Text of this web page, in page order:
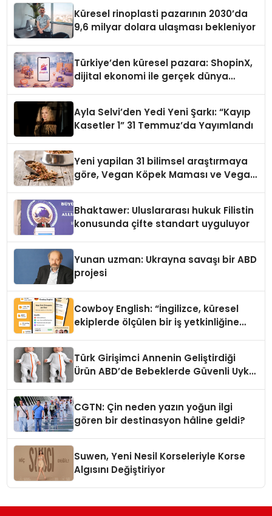
Küresel rinoplasti pazarının 2030’da
9,6 milyar dolara ulaşması bekleniyor
Türkiye’den küresel pazara: ShopinX,
dijital ekonomi ile gerçek dünya
Ayla Selvi’den Yedi Yeni Şarkı: “Kayıp
Kasetler 1” 31 Temmuz’da Yayımlandı
Yeni yapilan 31 bilimsel araştırmaya
göre, Vegan Köpek Maması ve Vegan
Bhaktawer: Uluslararası hukuk Filistin
konusunda çifte standart uyguluyor
Yunan uzman: Ukrayna savaşı bir ABD
projesi
Cowboy English: “İngilizce, küresel
ekiplerde ölçülen bir iş yetkinliğine
Türk Girişimci Annenin Geliştirdiği
Ürün ABD’de Bebeklerde Güvenli Uyku
CGTN: Çin neden yazın yoğun ilgi
gören bir destinasyon hâline geldi?
Suwen, Yeni Nesil Korseleriyle Korse
Algısını Değiştiriyor